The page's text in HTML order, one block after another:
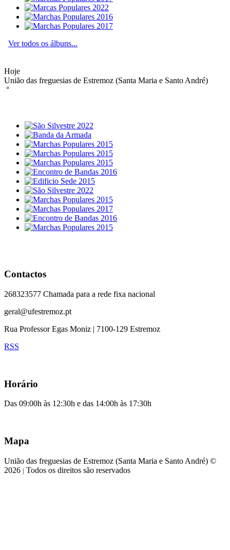
Ver todos os álbuns...
Hoje
União das freguesias de Estremoz (Santa Maria e Santo André)
°
Contactos
268323577 Chamada para a rede fixa nacional
geral@ufestremoz.pt
Rua Professor Egas Moniz | 7100-129 Estremoz
RSS
Horário
Das 09:00h às 12:30h e das 14:00h às 17:30h
Mapa
União das freguesias de Estremoz (Santa Maria e Santo André) ©
2026 | Todos os direitos são reservados